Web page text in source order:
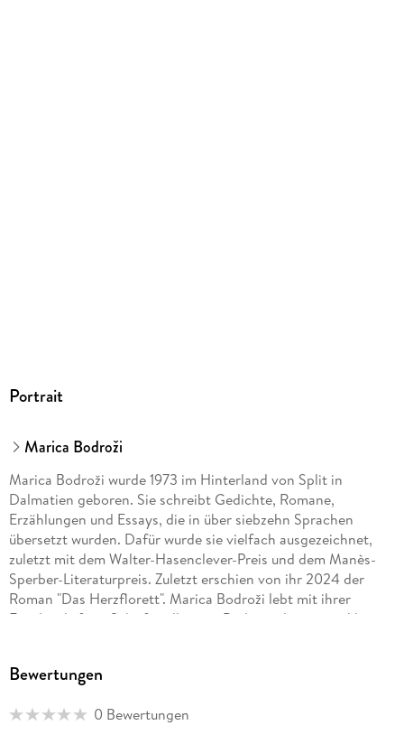
Portrait
Marica Bodroži
Marica Bodroži wurde 1973 im Hinterland von Split in
Dalmatien geboren. Sie schreibt Gedichte, Romane,
Erzählungen und Essays, die in über siebzehn Sprachen
übersetzt wurden. Dafür wurde sie vielfach ausgezeichnet,
zuletzt mit dem Walter-Hasenclever-Preis und dem Manès-
Sperber-Literaturpreis. Zuletzt erschien von ihr 2024 der
Roman "Das Herzflorett". Marica Bodroži lebt mit ihrer
Familie als freie Schriftstellerin in Berlin und in einem kleinen
Bewertungen
0 Bewertungen